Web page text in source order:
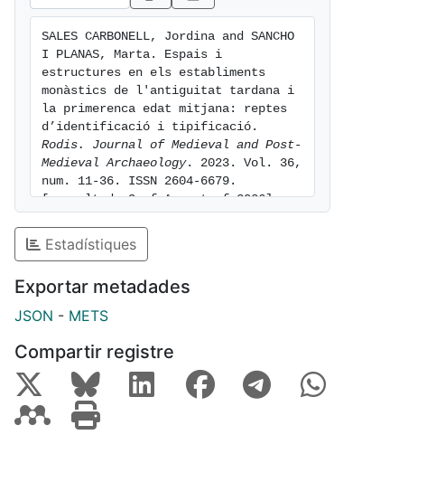
SALES CARBONELL, Jordina and SANCHO
I PLANAS, Marta. Espais i
estructures en els establiments
monàstics de l'antiguitat tardana i
la primerenca edat mitjana: reptes
Rodis. Journal of Medieval and Post-
Medieval Archaeology. 2023. Vol. 36,
num. 11-36. ISSN 2604-6679.
[consulted: 9 of August of 2026].
https://hdl.handle.net/2445/223342
Estadístiques
Exportar metadades
JSON - METS
Compartir registre